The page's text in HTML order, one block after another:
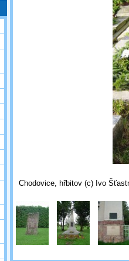
Chodovice, hřbitov (c) Ivo